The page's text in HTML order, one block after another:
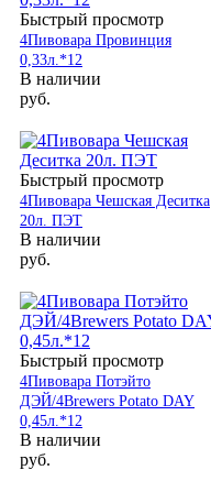
Быстрый просмотр
4Пивовара Провинция
0,33л.*12
В наличии
руб.
Быстрый просмотр
4Пивовара Чешская Деситка
20л. ПЭТ
В наличии
руб.
Быстрый просмотр
4Пивовара Потэйто
ДЭЙ/4Brewers Potato DAY
0,45л.*12
В наличии
руб.